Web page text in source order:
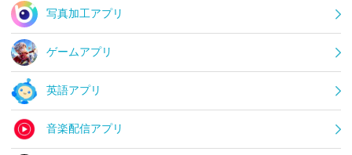
写真加工アプリ
ゲームアプリ
英語アプリ
音楽配信アプリ